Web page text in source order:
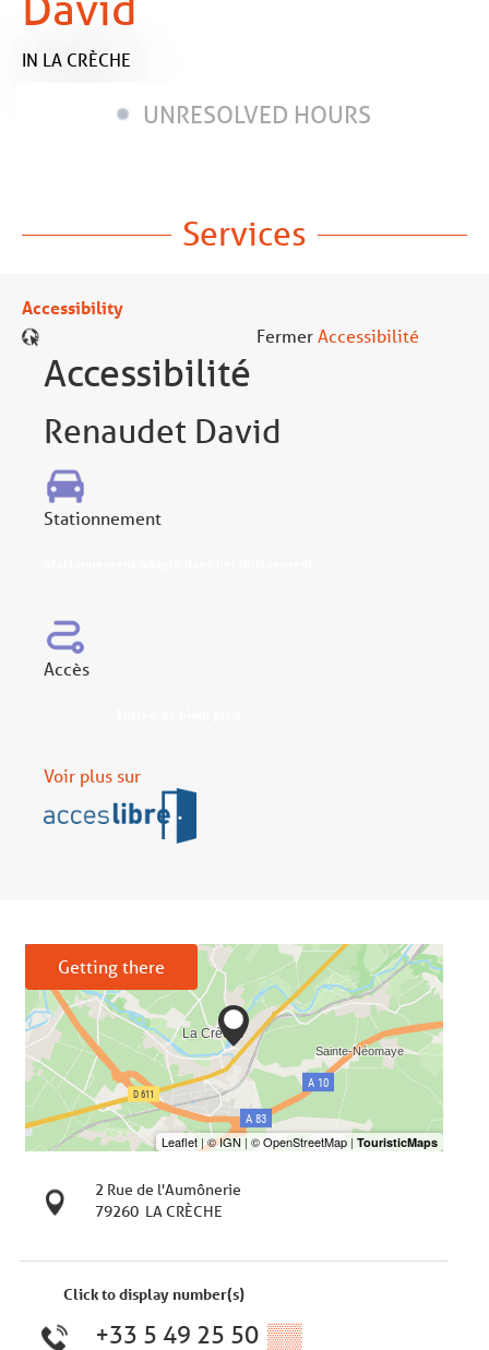
IN LA CRÈCHE
UNRESOLVED HOURS
Services
Accessibility
Fermer
Accessibilité
Renaudet David
Stationnement
Accès
Voir plus sur
Accessibilité
Getting there
2 Rue de l'Aumônerie
79260 LA CRÈCHE
Click to display number(s)
+33 5 49 25 50 ▒▒